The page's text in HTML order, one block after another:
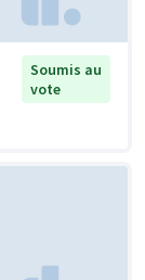
Soumis au
vote